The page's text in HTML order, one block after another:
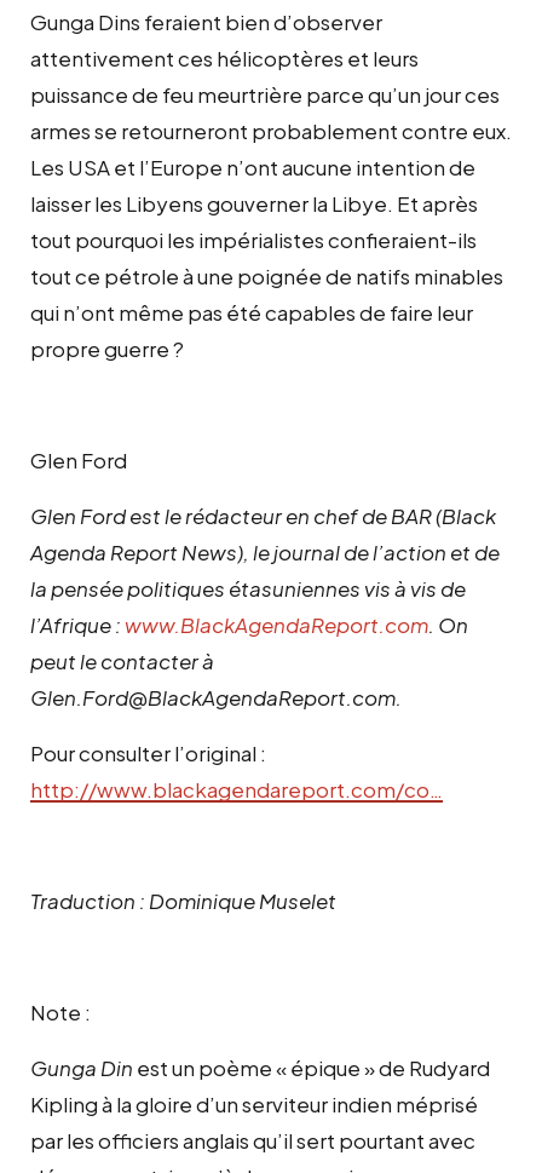
Gunga Dins feraient bien d’observer
attentivement ces hélicoptères et leurs
puissance de feu meurtrière parce qu’un jour ces
armes se retourneront probablement contre eux.
Les USA et l’Europe n’ont aucune intention de
laisser les Libyens gouverner la Libye. Et après
tout pourquoi les impérialistes confieraient-ils
tout ce pétrole à une poignée de natifs minables
qui n’ont même pas été capables de faire leur
propre guerre ?
Glen Ford
Glen Ford est le rédacteur en chef de BAR (Black
Agenda Report News), le journal de l’action et de
la pensée politiques étasuniennes vis à vis de
l’Afrique : www.BlackAgendaReport.com. On
peut le contacter à
Glen.Ford@BlackAgendaReport.com.
Pour consulter l’original :
http://www.blackagendareport.com/co…
Traduction : Dominique Muselet
Note :
Gunga Din est un poème « épique » de Rudyard
Kipling à la gloire d’un serviteur indien méprisé
par les officiers anglais qu’il sert pourtant avec